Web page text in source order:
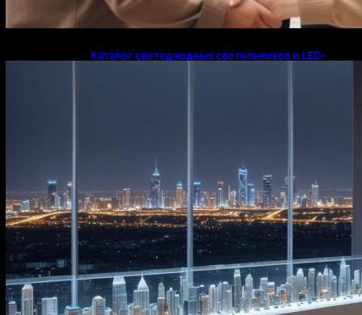
Каталог светодиодных светильников и LED-